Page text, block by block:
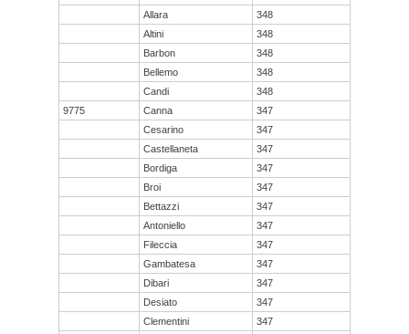
Allara
348
Altini
348
Barbon
348
Bellemo
348
Candi
348
9775
Canna
347
Cesarino
347
Castellaneta
347
Bordiga
347
Broi
347
Bettazzi
347
Antoniello
347
Fileccia
347
Gambatesa
347
Dibari
347
Desiato
347
Clementini
347